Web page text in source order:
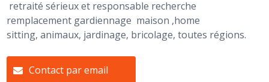
retraité sérieux et responsable recherche
remplacement gardiennage maison ,home
sitting, animaux, jardinage, bricolage, toutes régions.
Contact par email